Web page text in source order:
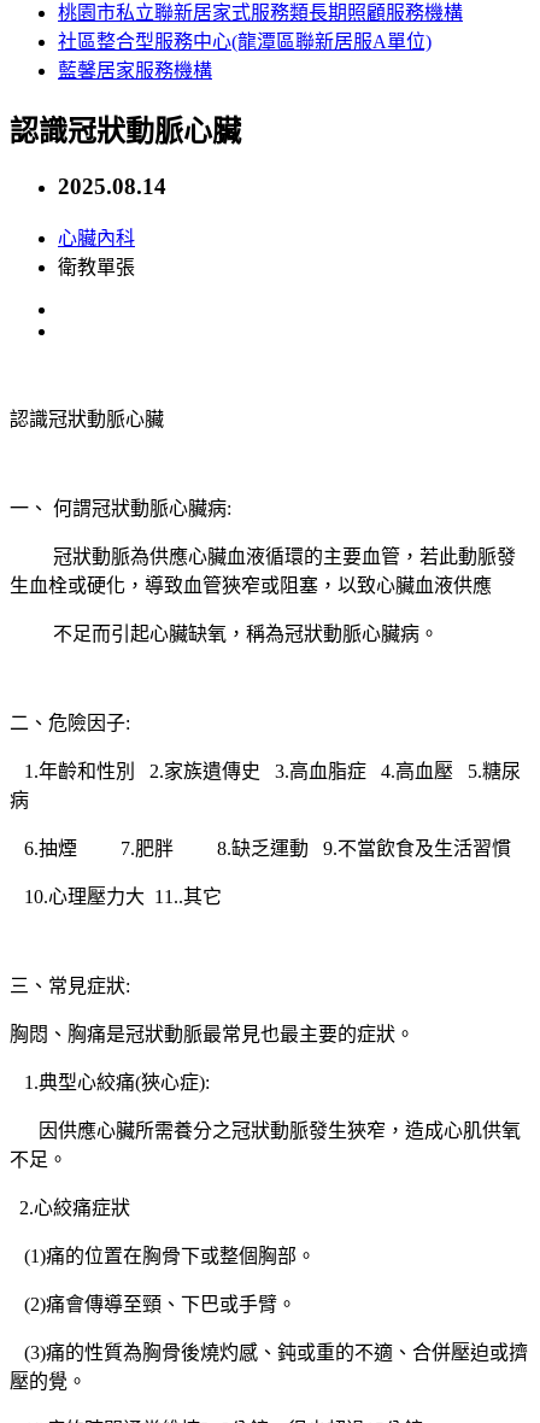
桃園市私立聯新居家式服務類長期照顧服務機構
社區整合型服務中心(龍潭區聯新居服A單位)
藍馨居家服務機構
認識冠狀動脈心臟
2025.08.14
心臟內科
衛教單張
認識冠狀動脈心臟
一、 何謂冠狀動脈心臟病:
冠狀動脈為供應心臟血液循環的主要血管，若此動脈發
生血栓或硬化，導致血管狹窄或阻塞，以致心臟血液供應
不足而引起心臟缺氧，稱為冠狀動脈心臟病。
二、危險因子:
1.年齡和性別 2.家族遺傳史 3.高血脂症 4.高血壓 5.糖尿
病
6.抽煙 7.肥胖 8.缺乏運動 9.不當飲食及生活習慣
10.心理壓力大 11..其它
三、常見症狀:
胸悶、胸痛是冠狀動脈最常見也最主要的症狀。
1.典型心絞痛(狹心症):
因供應心臟所需養分之冠狀動脈發生狹窄，造成心肌供氧
不足。
2.心絞痛症狀
(1)痛的位置在胸骨下或整個胸部。
(2)痛會傳導至頸、下巴或手臂。
(3)痛的性質為胸骨後燒灼感、鈍或重的不適、合併壓迫或擠
壓的覺。